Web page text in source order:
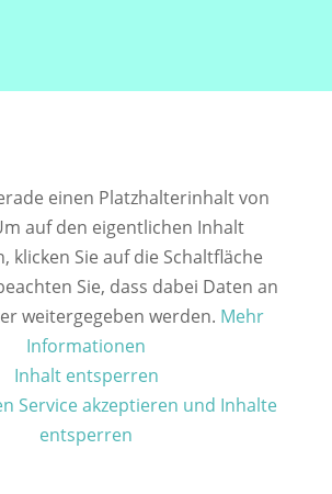
einen Platzhalterinhalt von
auf den eigentlichen Inhalt
klicken Sie auf die Schaltfläche
Sie, dass dabei Daten an
weitergegeben werden. Mehr
Informationen
Inhalt entsperren
Service akzeptieren und Inhalte
entsperren